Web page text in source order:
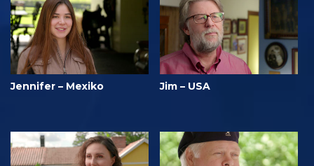
Jennifer – Mexiko Jim – USA